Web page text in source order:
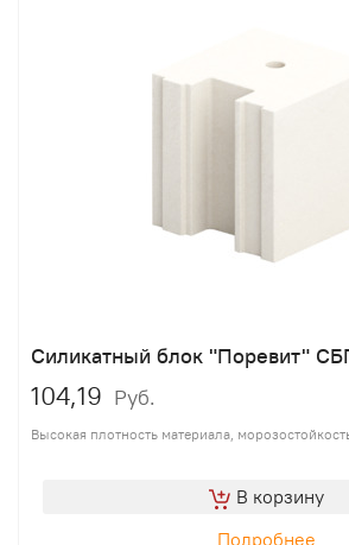
Силикатный блок "Поревит"
104,19 Руб.
Высокая плотность материала,
В корзину
Подробнее